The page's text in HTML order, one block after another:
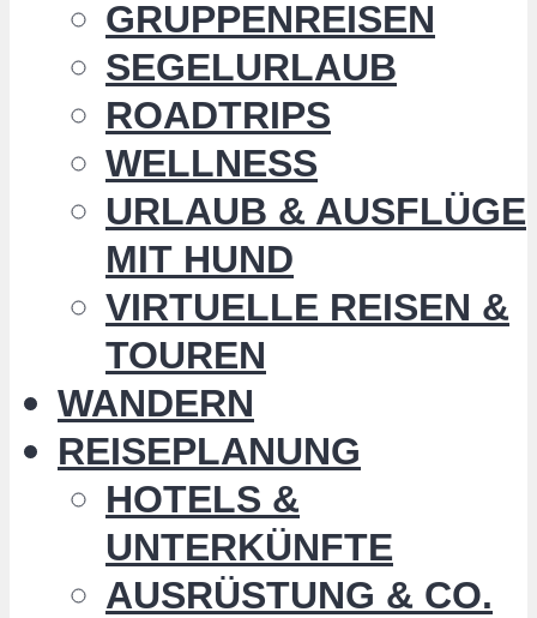
GRUPPENREISEN
SEGELURLAUB
ROADTRIPS
WELLNESS
URLAUB & AUSFLÜGE
MIT HUND
VIRTUELLE REISEN &
TOUREN
WANDERN
REISEPLANUNG
HOTELS &
UNTERKÜNFTE
AUSRÜSTUNG & CO.